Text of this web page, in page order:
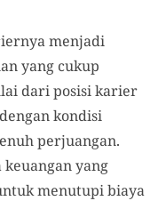
menjadi
yang cukup
dari posisi karier
kondisi
perjuangan.
yang
menutupi biaya